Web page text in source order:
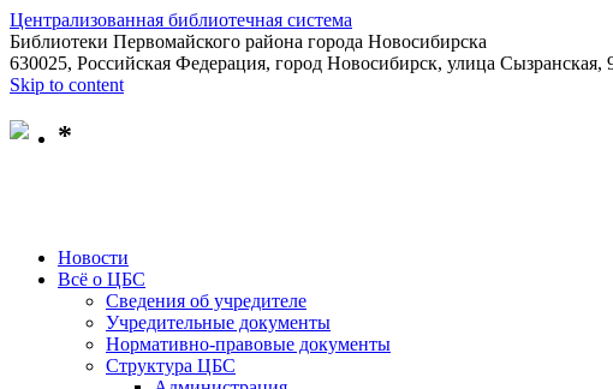
Централизованная библиотечная система
Библиотеки Первомайского района города Новосибирска
630025, Российская Федерация, город Новосибирск, улица
Skip to content
*
Новости
Всё о ЦБС
Сведения об учредителе
Учредительные документы
Нормативно-правовые документы
Структура ЦБС